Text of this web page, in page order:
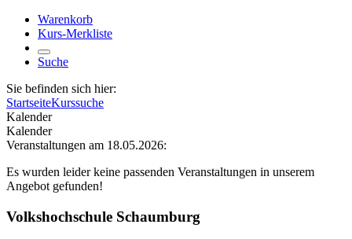
Warenkorb
Kurs-Merkliste
Suche
Sie befinden sich hier:
StartseiteKurssuche
Kalender
Kalender
Veranstaltungen am 18.05.2026:
Es wurden leider keine passenden Veranstaltungen in unserem
Angebot gefunden!
Volkshochschule Schaumburg